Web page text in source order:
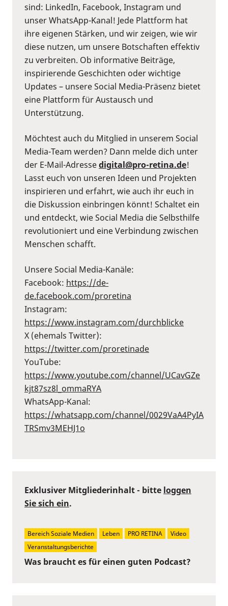
sind: LinkedIn, Facebook, Instagram und
unser WhatsApp-Kanal! Jede Plattform hat
ihre eigenen Stärken, und wir zeigen, wie wir
diese nutzen, um unsere Botschaften effektiv
zu verbreiten. Ob informative Beiträge,
inspirierende Geschichten oder wichtige
Updates – unsere Social Media-Präsenz bietet
eine Plattform für Austausch und
Unterstützung.
Möchtest auch du Mitglied in unserem Social
Media-Team werden? Dann melde dich unter
der E-Mail-Adressedigital@pro-retina.de!
Lasst euch von unseren Ideen und Projekten
inspirieren und erfahrt, wie auch ihr euch in
die Diskussion einbringen könnt! Schaltet ein
und entdeckt, wie Social Media die Selbsthilfe
revolutioniert und eine Verbindung zwischen
Menschen schafft.
Unsere Social Media-Kanäle:
Facebook: ⁠https://de-
de.facebook.com/proretina⁠
Instagram:
⁠https://www.instagram.com/durchblicke⁠
X (ehemals Twitter):
⁠https://twitter.com/proretinade⁠
YouTube:
⁠https://www.youtube.com/channel/UCavGZe
kjt87sz8l_ommaRYA⁠
WhatsApp-Kanal:
⁠https://whatsapp.com/channel/0029VaA4PyIA
TRSmv3MEHJ1o⁠
Was braucht es für einen guten Podcast?
Exklusiver Mitgliederinhalt - bitte loggen
Sie sich ein.
Bereich Soziale Medien Leben PRO RETINA
Video
Veranstaltungsberichte